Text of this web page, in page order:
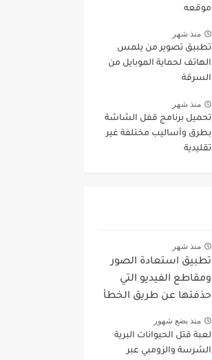
موقعه
منذ شهر
تطبيق تصوير من يلمس
الهاتف لحماية الموبايل من
السرقة
منذ شهر
تحميل برنامج قفل الشاشة
بطرق وأساليب مختلفة غير
تقليدية
منذ شهر
تطبيق استعادة الصور
ومقاطع الفيديو التي
حذفتها عن طريق الخطأ
منذ بضع شهور
لعبة قتل الحيوانات البرية
الشرسة والزومبي عبر